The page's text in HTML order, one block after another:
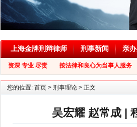
上海金牌刑辩律师 刑事新闻 亲
资深 专业 尽责 按法律和良心为当事人服务
您的位置: 首页 > 刑事理论 > 正文
吴宏耀 赵常成 |